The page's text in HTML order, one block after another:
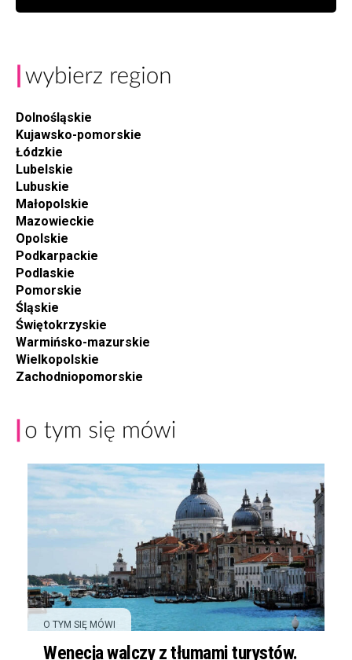
Dolnośląskie
Kujawsko-pomorskie
Łódzkie
Lubelskie
Lubuskie
Małopolskie
Mazowieckie
Opolskie
Podkarpackie
Podlaskie
Pomorskie
Śląskie
Świętokrzyskie
Warmińsko-mazurskie
Wielkopolskie
Zachodniopomorskie
O TYM SIĘ MÓWI
Wenecja walczy z tłumami turystów.